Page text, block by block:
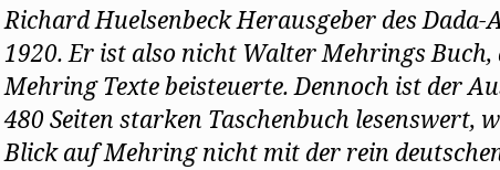
Richard Huelsenbeck Herausgeber des Dada-
1920. Er ist also nicht Walter Mehrings Buch,
Mehring Texte beisteuerte. Dennoch ist der
480 Seiten starken Taschenbuch lesenswert,
Blick auf Mehring nicht mit der rein